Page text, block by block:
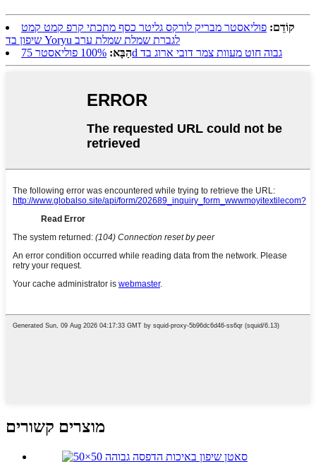
קוֹדֵם: פוליאסטר מבריק לורקס גליטר כסף מתכתי קרפ קמט קמט
שיפון בד Yoryu לגברת שמלת שמלת ערב
הַבָּא:
100% פוליאסטר 75d גבוה חוט מעוות צמר דובי ארוג בד
מוצרים קשורים